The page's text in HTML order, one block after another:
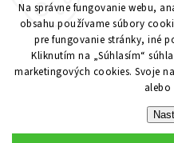
Na správne fungovanie webu,
obsahu používame súbory
pre fungovanie stránky, iné
Kliknutím na „Súhlasím“
marketingových cookies. Svoje